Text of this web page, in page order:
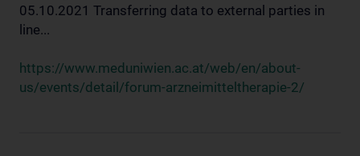
05.10.2021 Transferring data to external parties in
line...
https://www.meduniwien.ac.at/web/en/about-
us/events/detail/forum-arzneimitteltherapie-2/